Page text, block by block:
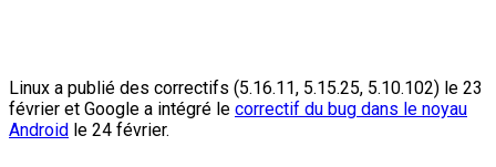
Linux a publié des correctifs (5.16.11, 5.15.25, 5.10.102) le 23
février et Google a intégré le correctif du bug dans le noyau
Android le 24 février.